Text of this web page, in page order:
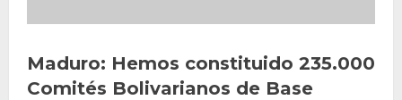
Maduro: Hemos constituido 235.000
Comités Bolivarianos de Base